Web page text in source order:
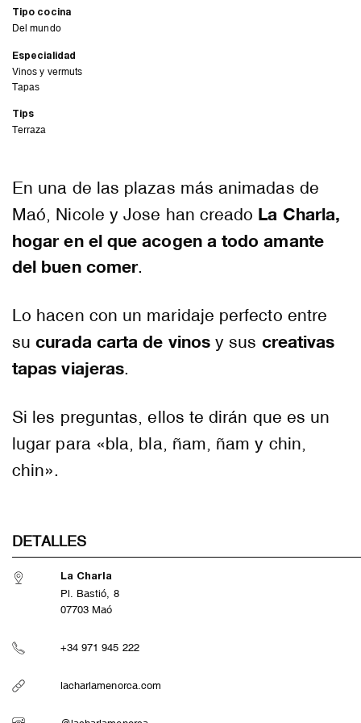
Tipo cocina
Del mundo
Especialidad
Vinos y vermuts
Tapas
Tips
Terraza
En una de las plazas más animadas de
Maó, Nicole y Jose han creado La Charla,
hogar en el que acogen a todo amante
del buen comer.
Lo hacen con un maridaje perfecto entre
sucurada carta de vinosy sus creativas
tapas viajeras.
Si les preguntas, ellos te dirán que es un
lugar para «bla, bla, ñam, ñam y chin,
chin».
DETALLES
La Charla
Pl. Bastió, 8
07703 Maó
+34 971 945 222
lacharlamenorca.com